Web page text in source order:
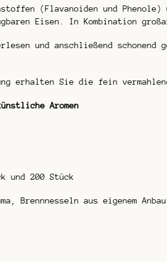
(Flavanoiden und Phenole)
Eisen. In Kombination
und anschließend
erhalten Sie die fein
Aromen
und 200 Stück
Brennnesseln aus eigenem